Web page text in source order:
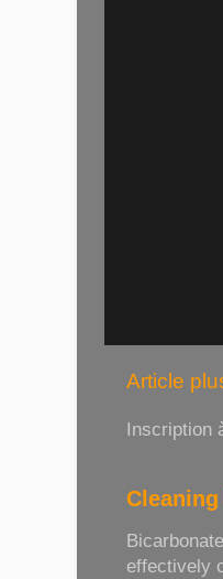
Article
Inscription
effectively